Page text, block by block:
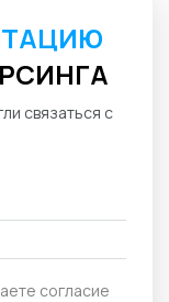
связаться с
согласие